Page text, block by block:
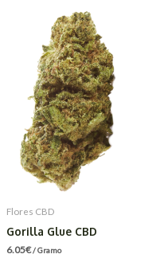
Flores CBD
Gorilla Glue CBD
6.05€/ Gramo